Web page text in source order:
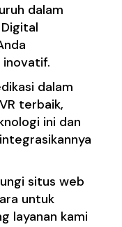
dalam
inovatif.
dalam
terbaik,
ini dan
situs web
untuk
layanan kami